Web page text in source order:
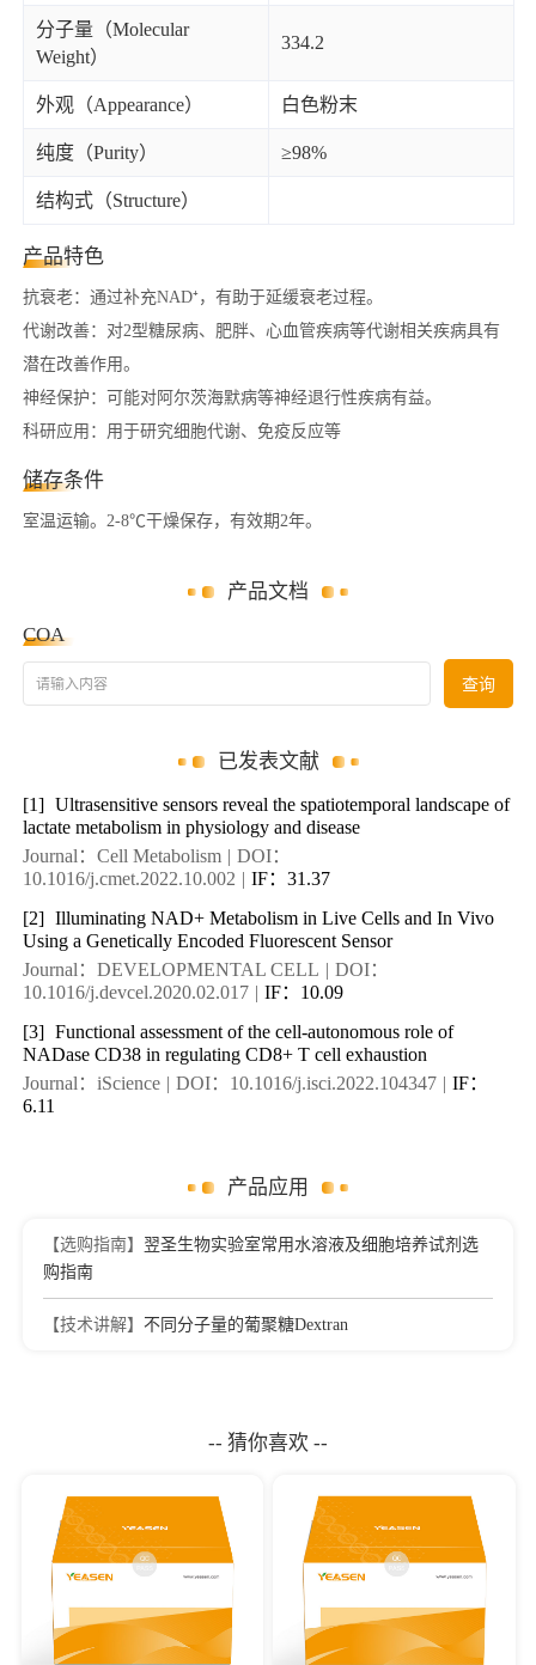
分子量（Molecular
Weight）
334.2
外观（Appearance） 白色粉末
纯度（Purity） ≥98%
结构式（Structure）
产品特色
抗衰老：通过补充NAD⁺，有助于延缓衰老过程。
代谢改善：对2型糖尿病、肥胖、心血管疾病等代谢相关疾病具有
潜在改善作用。
神经保护：可能对阿尔茨海默病等神经退行性疾病有益。
科研应用：用于研究细胞代谢、免疫反应等
储存条件
室温运输。2-8℃干燥保存，有效期2年。
产品文档
COA
请输入内容 查询
已发表文献
[1] Ultrasensitive sensors reveal the spatiotemporal landscape of
lactate metabolism in physiology and disease
Journal：Cell Metabolism | DOI：
10.1016/j.cmet.2022.10.002 | IF：31.37
[2] Illuminating NAD+ Metabolism in Live Cells and In Vivo
Using a Genetically Encoded Fluorescent Sensor
Journal：DEVELOPMENTAL CELL | DOI：
10.1016/j.devcel.2020.02.017 | IF：10.09
[3] Functional assessment of the cell-autonomous role of
NADase CD38 in regulating CD8+ T cell exhaustion
Journal：iScience | DOI：10.1016/j.isci.2022.104347 | IF：
6.11
产品应用
【选购指南】 翌圣生物实验室常用水溶液及细胞培养试剂选
购指南
【技术讲解】 不同分子量的葡聚糖Dextran
-- 猜你喜欢 --